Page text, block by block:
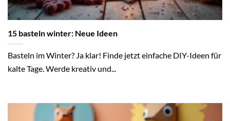
15 basteln winter: Neue Ideen
Basteln im Winter? Ja klar! Finde jetzt einfache DIY-Ideen für
kalte Tage. Werde kreativ und...